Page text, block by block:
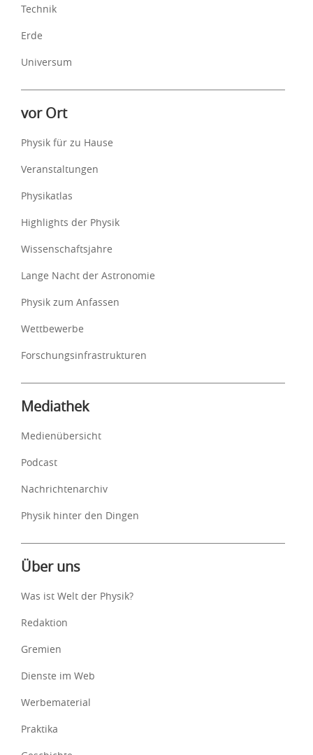
Technik
Erde
Universum
vor Ort
Physik für zu Hause
Veranstaltungen
Physikatlas
Highlights der Physik
Wissenschaftsjahre
Lange Nacht der Astronomie
Physik zum Anfassen
Wettbewerbe
Forschungsinfrastrukturen
Mediathek
Medienübersicht
Podcast
Nachrichtenarchiv
Physik hinter den Dingen
Über uns
Was ist Welt der Physik?
Redaktion
Gremien
Dienste im Web
Werbematerial
Praktika